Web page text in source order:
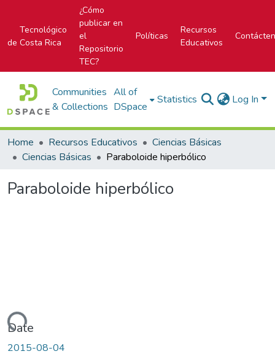
Tecnológico
de Costa Rica
¿Cómo
publicar en
el
Repositorio
TEC?
Políticas
Recursos
Educativos
Communities
& Collections
All of
DSpace
Statistics Log In
Home Recursos Educativos
Ciencias Básicas
Ciencias Básicas
Paraboloide hiperbólico
Paraboloide hiperbólico
Date
2015-08-04